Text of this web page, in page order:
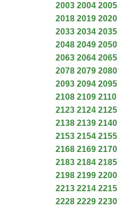
2003 2004 2005
2018 2019 2020
2033 2034 2035
2048 2049 2050
2063 2064 2065
2078 2079 2080
2093 2094 2095
2108 2109 2110
2123 2124 2125
2138 2139 2140
2153 2154 2155
2168 2169 2170
2183 2184 2185
2198 2199 2200
2213 2214 2215
2228 2229 2230